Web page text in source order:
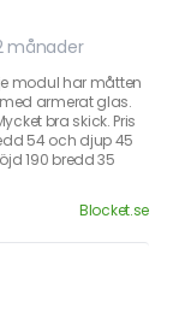
månader
modul har måtten
armerat glas.
bra skick. Pris
54 och djup 45
190 bredd 35
Blocket.se